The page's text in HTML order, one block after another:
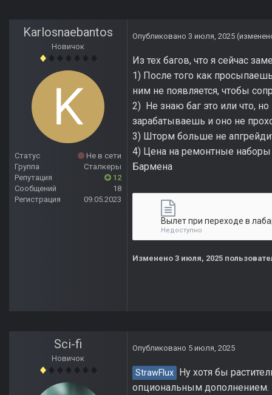
Karlosnaebantos
Новичок
Статус
Не в сети
Группа
Сталкеры
Репутация
12
Сообщений
18
Регистрация
09.05.2023
Опубликовано 3 июля, 2025
Из тех багов, что я сейчас
1) После того как
ним не появляется, чтобы
2) Не знаю баг это или что,
зарабатываешь и оно не
3) Шторм больше не
4) Цена на ремонтные наборы
Бармена
Недоступно
Изменено 3 июля, 2025
Sci-fi
Новичок
Опубликовано 5 июля, 2025
StrawFlux
Ну хотя бы
опциональным дополнением.